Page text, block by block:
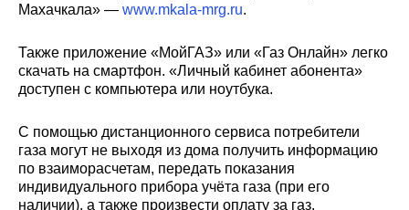
Махачкала» — www.mkala-mrg.ru.
Также приложение «МойГАЗ» или «Газ Онлайн» легко
скачать на смартфон. «Личный кабинет абонента»
доступен с компьютера или ноутбука.
С помощью дистанционного сервиса потребители
газа могут не выходя из дома получить информацию
по взаиморасчетам, передать показания
индивидуального прибора учёта газа (при его
наличии), а также произвести оплату за газ.